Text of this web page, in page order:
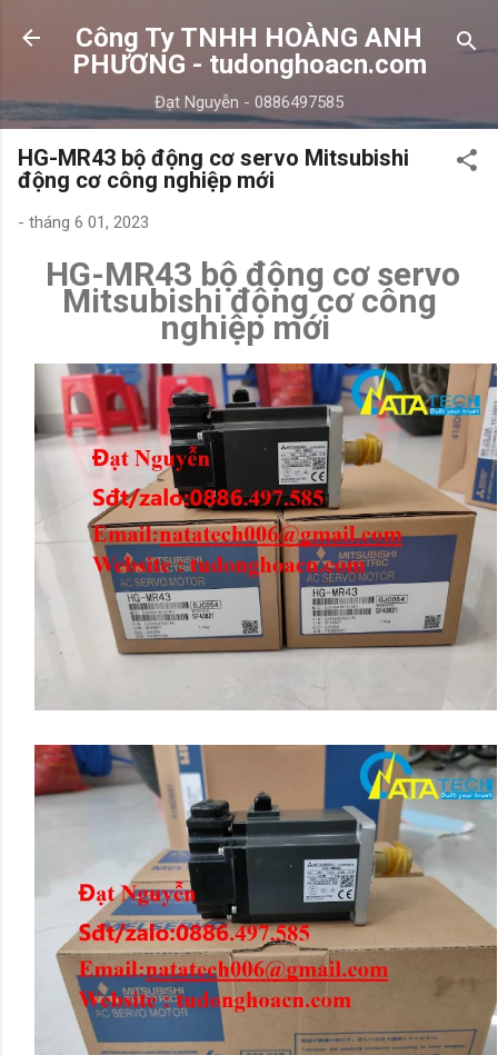
Chuyển đến nội dung chính
Công Ty TNHH HOÀNG ANH
PHƯƠNG - tudonghoacn.com
Đạt Nguyễn - 0886497585
HG-MR43 bộ động cơ servo Mitsubishi
động cơ công nghiệp mới
- tháng 6 01, 2023
HG-MR43 bộ động cơ servo
Mitsubishi động cơ công
nghiệp mới